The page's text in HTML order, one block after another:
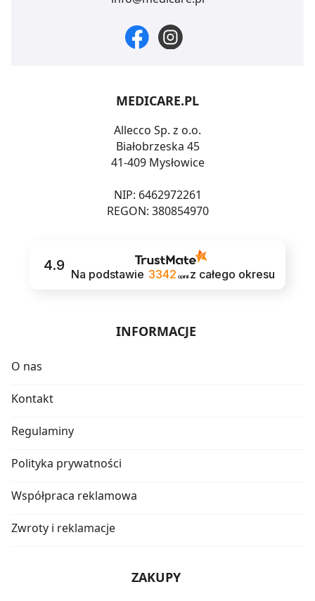
MEDICARE.PL
Allecco Sp. z o.o.
Białobrzeska 45
41-409 Mysłowice
NIP: 6462972261
REGON: 380854970
4.9
Na podstawie 3342 opinii z całego okresu
INFORMACJE
O nas
Kontakt
Regulaminy
Polityka prywatności
Współpraca reklamowa
Zwroty i reklamacje
ZAKUPY